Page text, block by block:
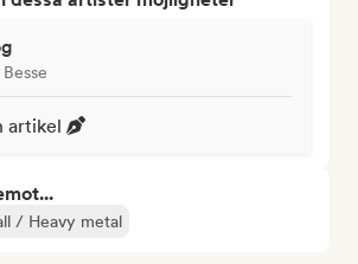
artikel
/ Heavy metal